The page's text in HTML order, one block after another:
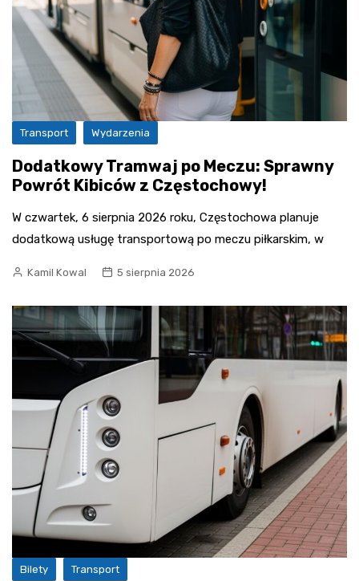
Transport Wydarzenia
Dodatkowy Tramwaj po Meczu: Sprawny
Powrót Kibiców z Częstochowy!
W czwartek, 6 sierpnia 2026 roku, Częstochowa planuje
dodatkową usługę transportową po meczu piłkarskim, w
Kamil Kowal 5 sierpnia 2026
Bilety Transport